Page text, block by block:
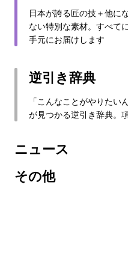
日本が誇る匠の技＋他に
ない特別な素材。すべて
手元にお届けします
逆引き辞典
「こんなことがやりたい
が見つかる逆引き辞典。
ニュース
その他